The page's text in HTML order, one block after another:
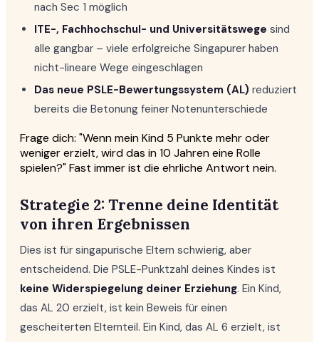
nach Sec 1 möglich
ITE-, Fachhochschul- und Universitätswege sind
alle gangbar – viele erfolgreiche Singapurer haben
nicht-lineare Wege eingeschlagen
Das neue PSLE-Bewertungssystem (AL) reduziert
bereits die Betonung feiner Notenunterschiede
Frage dich: "Wenn mein Kind 5 Punkte mehr oder
weniger erzielt, wird das in 10 Jahren eine Rolle
spielen?" Fast immer ist die ehrliche Antwort nein.
Strategie 2: Trenne deine Identität
von ihren Ergebnissen
Dies ist für singapurische Eltern schwierig, aber
entscheidend. Die PSLE-Punktzahl deines Kindes ist
keine Widerspiegelung deiner Erziehung. Ein Kind,
das AL 20 erzielt, ist kein Beweis für einen
gescheiterten Elternteil. Ein Kind, das AL 6 erzielt, ist